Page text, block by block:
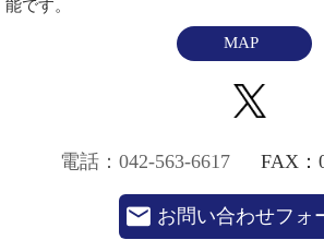
能です。
MAP
電話：042-563-6617 FAX：
お問い合わせフォ